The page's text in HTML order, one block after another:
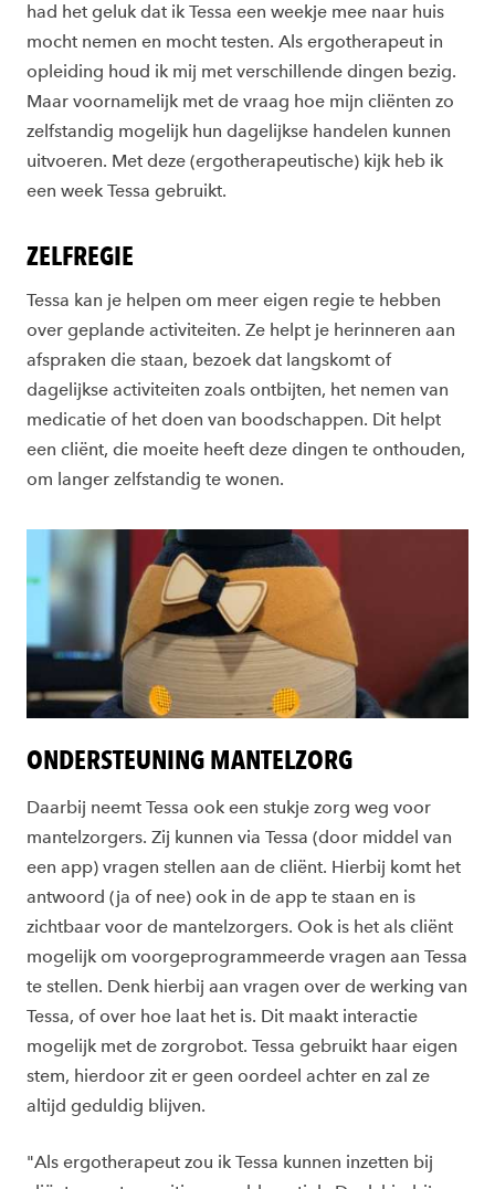
had het geluk dat ik Tessa een weekje mee naar huis
mocht nemen en mocht testen. Als ergotherapeut in
opleiding houd ik mij met verschillende dingen bezig.
Maar voornamelijk met de vraag hoe mijn cliënten zo
zelfstandig mogelijk hun dagelijkse handelen kunnen
uitvoeren. Met deze (ergotherapeutische) kijk heb ik
een week Tessa gebruikt.
ZELFREGIE
Tessa kan je helpen om meer eigen regie te hebben
over geplande activiteiten. Ze helpt je herinneren aan
afspraken die staan, bezoek dat langskomt of
dagelijkse activiteiten zoals ontbijten, het nemen van
medicatie of het doen van boodschappen. Dit helpt
een cliënt, die moeite heeft deze dingen te onthouden,
om langer zelfstandig te wonen.
ONDERSTEUNING MANTELZORG
Daarbij neemt Tessa ook een stukje zorg weg voor
mantelzorgers. Zij kunnen via Tessa (door middel van
een app) vragen stellen aan de cliënt. Hierbij komt het
antwoord (ja of nee) ook in de app te staan en is
zichtbaar voor de mantelzorgers. Ook is het als cliënt
mogelijk om voorgeprogrammeerde vragen aan Tessa
te stellen. Denk hierbij aan vragen over de werking van
Tessa, of over hoe laat het is. Dit maakt interactie
mogelijk met de zorgrobot. Tessa gebruikt haar eigen
stem, hierdoor zit er geen oordeel achter en zal ze
altijd geduldig blijven.
"Als ergotherapeut zou ik Tessa kunnen inzetten bij